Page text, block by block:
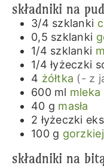
składniki na
3/4 szklanki
0,5 szklanki
1/4 szklanki
1/4 łyżeczki
4 żółtka (- z
600 ml mleka
40 g masła
2 łyżeczki
100 g
składniki na